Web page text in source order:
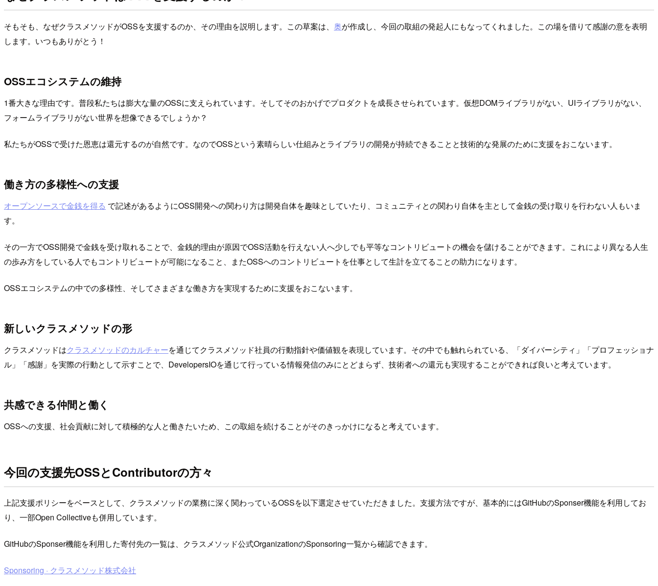
そもそも、なぜクラスメソッドがOSSを支援するのか、その理由を説明します。この草案は、 奥が作成し、今回の取組の発起人にもなってくれました。この場を借りて感謝の意を表明
します。いつもありがとう！
OSSエコシステムの維持
1番大きな理由です。普段私たちは膨大な量のOSSに支えられています。そしてそのおかげでプロダクトを成長させられています。仮想DOMライブラリがない、UIライブラリがない、
フォームライブラリがない世界を想像できるでしょうか？
私たちがOSSで受けた恩恵は還元するのが自然です。なのでOSSという素晴らしい仕組みとライブラリの開発が持続できることと技術的な発展のために支援をおこないます。
働き方の多様性への支援
オープンソースで金銭を得る で記述があるようにOSS開発への関わり方は開発自体を趣味としていたり、コミュニティとの関わり自体を主として金銭の受け取りを行わない人もいま
す。
その一方でOSS開発で金銭を受け取れることで、金銭的理由が原因でOSS活動を行えない人へ少しでも平等なコントリビュートの機会を儲けることができます。これにより異なる人生
の歩み方をしている人でもコントリビュートが可能になること、またOSSへのコントリビュートを仕事として生計を立てることの助力になります。
OSSエコシステムの中での多様性、そしてさまざまな働き方を実現するために支援をおこないます。
新しいクラスメソッドの形
クラスメソッドはクラスメソッドのカルチャーを通じてクラスメソッド社員の行動指針や価値観を表現しています。その中でも触れられている、「ダイバーシティ」「プロフェッショナ
ル」「感謝」を実際の行動として示すことで、DevelopersIOを通じて行っている情報発信のみにとどまらず、技術者への還元も実現することができれば良いと考えています。
共感できる仲間と働く
OSSへの支援、社会貢献に対して積極的な人と働きたいため、この取組を続けることがそのきっかけになると考えています。
今回の支援先OSSとContributorの方々
上記支援ポリシーをベースとして、クラスメソッドの業務に深く関わっているOSSを以下選定させていただきました。支援方法ですが、基本的にはGitHubのSponser機能を利用してお
り、一部Open Collectiveも併用しています。
GitHubのSponser機能を利用した寄付先の一覧は、クラスメソッド公式OrganizationのSponsoring一覧から確認できます。
Sponsoring · クラスメソッド株式会社